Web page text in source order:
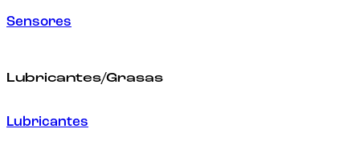
Sensores
Lubricantes/Grasas
Lubricantes